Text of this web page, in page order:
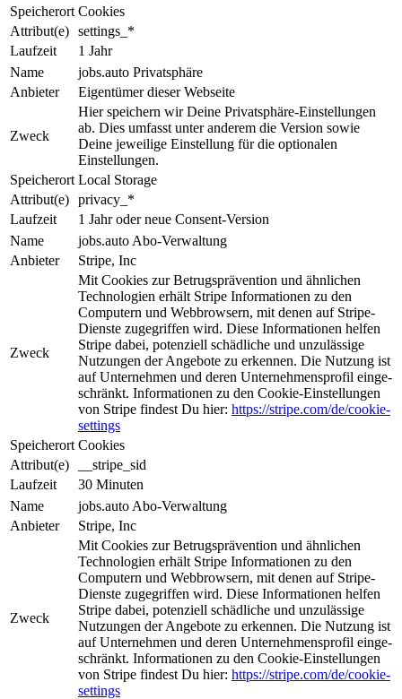
Speicherort Cookies
Attribut(e) settings_*
Laufzeit
1 Jahr
Name
jobs.auto Privatsphäre
Anbieter
Eigentümer dieser Webseite
Zweck
Hier speichern wir Deine Privat­sphäre-Ein­stel­lun­gen
ab. Dies um­fasst unter anderem die Ver­sion sowie
Deine jeweilige Ein­stel­lung für die optionalen
Einstellungen.
Speicherort Local Storage
Attribut(e) privacy_*
Laufzeit
1 Jahr oder neue Consent-Version
Name
jobs.auto Abo-Verwaltung
Anbieter
Stripe, Inc
Zweck
Mit Cookies zur Be­trugs­prä­ven­tion und ähnlichen
Tech­nologien erhält Stripe Informationen zu den
Computern und Web­brow­sern, mit denen auf Stripe-
Dienste zugegriffen wird. Diese Informationen helfen
Stripe da­bei, potenziell schädliche und unzulässige
Nutzungen der An­ge­bo­te zu erkennen. Die Nut­zung ist
auf Unternehmen und deren Unternehmensprofil ein­ge­
schrän­kt. Informationen zu den Cookie-Einstellungen
von Stripe findest Du hier: https://stripe.com/de/cookie-
settings
Speicherort Cookies
Attribut(e)
__stripe_sid
Laufzeit
30 Minuten
Name
jobs.auto Abo-Verwaltung
Anbieter
Stripe, Inc
Zweck
Mit Cookies zur Be­trugs­prä­ven­tion und ähnlichen
Tech­nologien erhält Stripe Informationen zu den
Computern und Web­brow­sern, mit denen auf Stripe-
Dienste zugegriffen wird. Diese Informationen helfen
Stripe da­bei, potenziell schädliche und unzulässige
Nutzungen der An­ge­bo­te zu erkennen. Die Nut­zung ist
auf Unternehmen und deren Unternehmensprofil ein­ge­
schrän­kt. Informationen zu den Cookie-Einstellungen
von Stripe findest Du hier: https://stripe.com/de/cookie-
settings